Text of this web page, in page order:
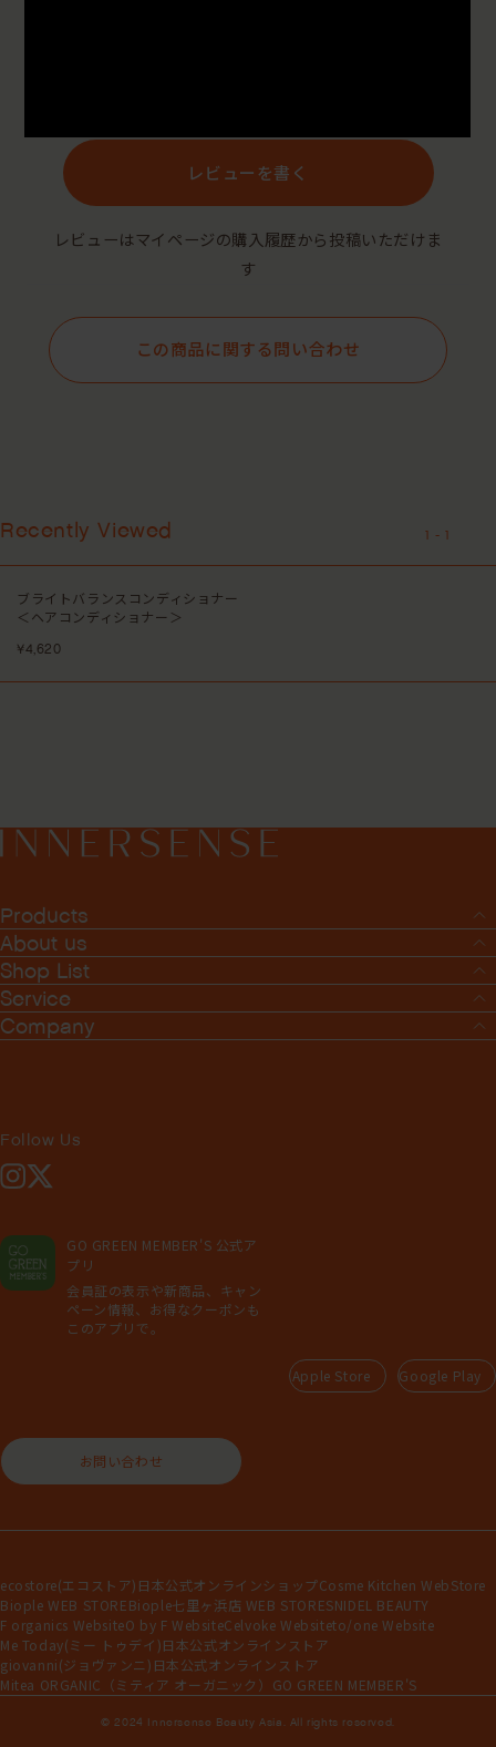
レビューを書く
レビューはマイページの購入履歴から投稿いただけま
す
この商品に関する問い合わせ
Recently Viewed
ブライトバランスコンディショナー
＜ヘアコンディショナー＞
¥4,620
1 -1
Products
About us
Shop List
Service
Company
Follow Us
Instagram
X
GO GREEN MEMBER'S 公式ア
プリ
会員証の表示や新商品、キャン
ペーン情報、お得なクーポンも
このアプリで。
Apple Store Google Play
お問い合わせ
ecostore(エコストア)日本公式オンラインショップCosme Kitchen WebStore
Biople WEB STOREBiople七里ヶ浜店 WEB STORESNIDEL BEAUTY
F organics WebsiteO by F WebsiteCelvoke Websiteto/one Website
Me Today(ミー トゥデイ)日本公式オンラインストア
giovanni(ジョヴァンニ)日本公式オンラインストア
Mitea ORGANIC（ミティア オーガニック） GO GREEN MEMBER'S
© 2024 Innersense Beauty Asia. All rights reserved.